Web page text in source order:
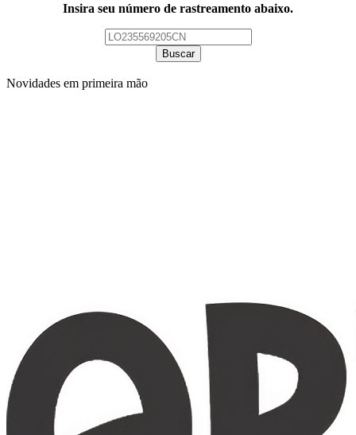
Insira seu número de rastreamento abaixo.
Buscar
Novidades em primeira mão